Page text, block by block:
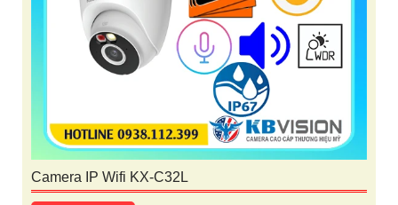
Camera IP Wifi KX-C32L